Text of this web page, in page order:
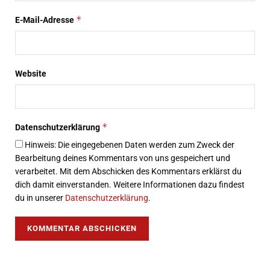
E-Mail-Adresse *
Website
Datenschutzerklärung *
Hinweis: Die eingegebenen Daten werden zum Zweck der
Bearbeitung deines Kommentars von uns gespeichert und
verarbeitet. Mit dem Abschicken des Kommentars erklärst du
dich damit einverstanden. Weitere Informationen dazu findest
du in unserer Datenschutzerklärung.